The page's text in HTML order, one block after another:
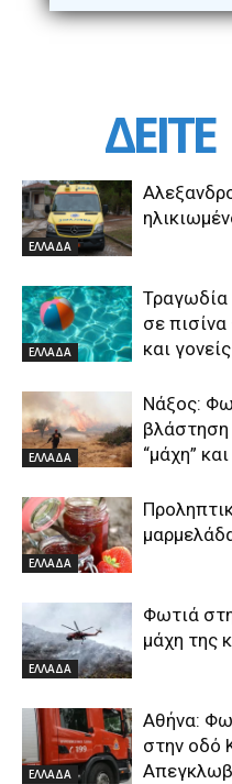
ΔΕΙΤΕ
ΕΛΛΑΔΑ
ΕΛΛΑΔΑ
Τραγωδία
σε
και γονείς
ΕΛΛΑΔΑ
Νάξος:
βλάστηση
“μάχη”
ΕΛΛΑΔΑ
ΕΛΛΑΔΑ
Φωτιά
μάχη της
ΕΛΛΑΔΑ
Αθήνα:
στην οδό